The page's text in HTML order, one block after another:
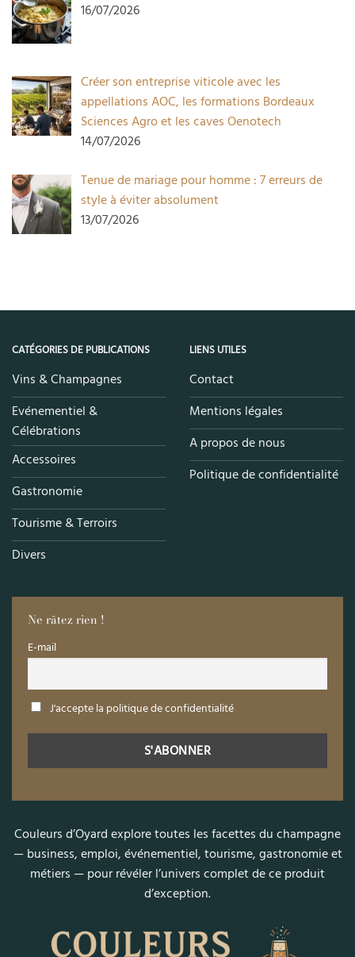
16/07/2026
Créer son entreprise viticole avec les
appellations AOC, les formations Bordeaux
Sciences Agro et les caves Oenotech
14/07/2026
Tenue de mariage pour homme : 7 erreurs de
style à éviter absolument
13/07/2026
CATÉGORIES DE PUBLICATIONS
Vins & Champagnes
Evénementiel &
Célébrations
Accessoires
Gastronomie
Tourisme & Terroirs
Divers
LIENS UTILES
Contact
Mentions légales
A propos de nous
Politique de confidentialité
Ne râtez rien !
E-mail
J'accepte la politique de confidentialité
Couleurs d’Oyard explore toutes les facettes du champagne
— business, emploi, événementiel, tourisme, gastronomie et
métiers — pour révéler l’univers complet de ce produit
d’exception.